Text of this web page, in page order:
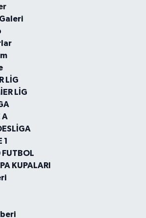
LİG
LİG
A
1
FUTBOL
KUPALARI